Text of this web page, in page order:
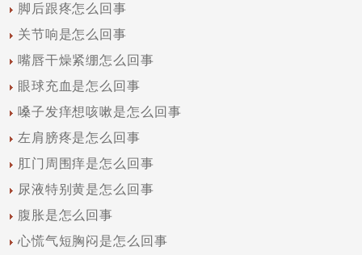
脚后跟疼怎么回事
关节响是怎么回事
嘴唇干燥紧绷怎么回事
眼球充血是怎么回事
嗓子发痒想咳嗽是怎么回事
左肩膀疼是怎么回事
肛门周围痒是怎么回事
尿液特别黄是怎么回事
腹胀是怎么回事
心慌气短胸闷是怎么回事